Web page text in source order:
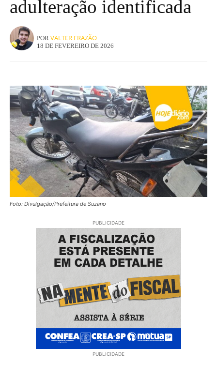
adulteração identificada
POR VALTER FRAZÃO
18 DE FEVEREIRO DE 2026
Foto: Divulgação/Prefeitura de Suzano
PUBLICIDADE
PUBLICIDADE